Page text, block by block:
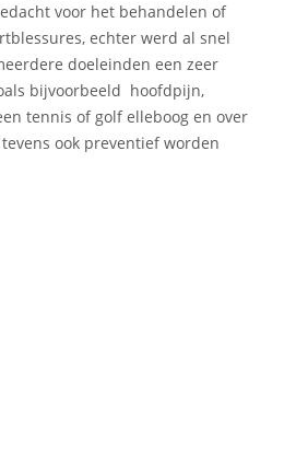
voor het behandelen of
echter werd al snel
doeleinden een zeer
bijvoorbeeld hoofdpijn,
tennis of golf elleboog en over
ook preventief worden